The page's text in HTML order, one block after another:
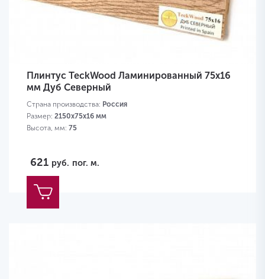
Плинтус TeckWood Ламинированный 75х16
мм Дуб Северный
Страна производства: Россия
Размер: 2150х75х16 мм
Высота, мм: 75
621 руб. пог. м.